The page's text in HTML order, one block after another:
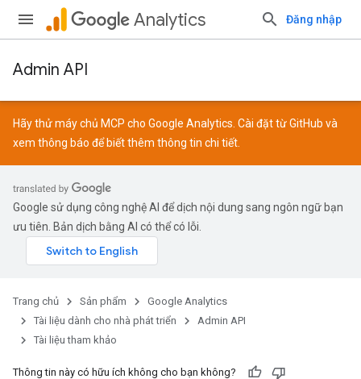
Analytics Đăng nhập
Admin API
Hãy thử máy chủ MCP cho Google Analytics. Cài đặt từGitHub và
xem thông báo để biết thêm thông tin chi tiết.
Google sử dụng công nghệ AI để dịch nội dung sang ngôn ngữ bạn
ưu tiên. Bản dịch bằng AI có thể có lỗi.
Trang chủ Sản phẩm
Google Analytics
Tài liệu dành cho nhà phát triển
Admin API
Tài liệu tham khảo
Thông tin này có hữu ích không cho bạn không?